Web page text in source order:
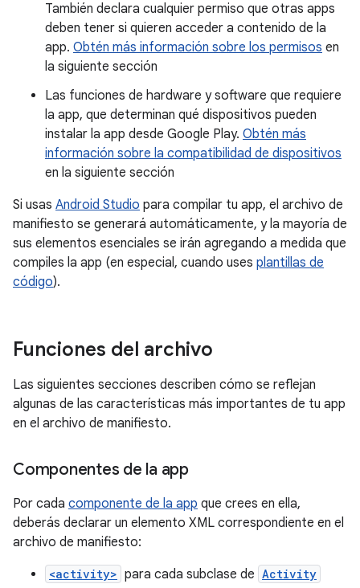
También declara cualquier permiso que otras apps
deben tener si quieren acceder a contenido de la
app. Obtén más información sobre los permisos en
la siguiente sección
Las funciones de hardware y software que requiere
la app, que determinan qué dispositivos pueden
instalar la app desde Google Play. Obtén más
información sobre la compatibilidad de dispositivos
en la siguiente sección
Si usas Android Studio para compilar tu app, el archivo de
manifiesto se generará automáticamente, y la mayoría de
sus elementos esenciales se irán agregando a medida que
compiles la app (en especial, cuando uses plantillas de
código).
Funciones del archivo
Las siguientes secciones describen cómo se reflejan
algunas de las características más importantes de tu app
en el archivo de manifiesto.
Componentes de la app
Por cada componente de la app que crees en ella,
deberás declarar un elemento XML correspondiente en el
archivo de manifiesto:
<activity> para cada subclase de Activity